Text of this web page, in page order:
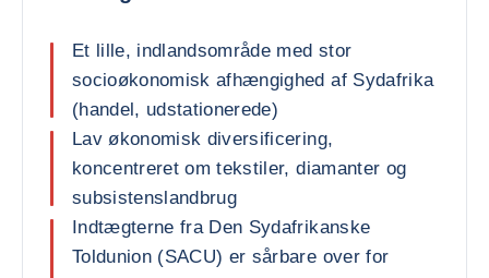
Et lille, indlandsområde med stor
socioøkonomisk afhængighed af Sydafrika
(handel, udstationerede)
Lav økonomisk diversificering,
koncentreret om tekstiler, diamanter og
subsistenslandbrug
Indtægterne fra Den Sydafrikanske
Toldunion (SACU) er sårbare over for